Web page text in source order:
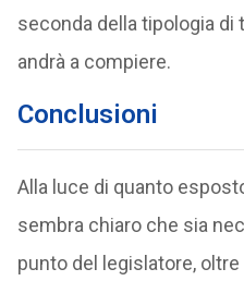
seconda della tipologia
andrà a compiere.
Conclusioni
Alla luce di quanto
sembra chiaro che sia
punto del legislatore,